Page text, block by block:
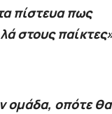
πίστευα πως
στους
ομάδα, οπότε θα